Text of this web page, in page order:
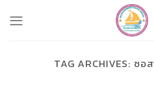
TAG ARCHIVES: ซอ